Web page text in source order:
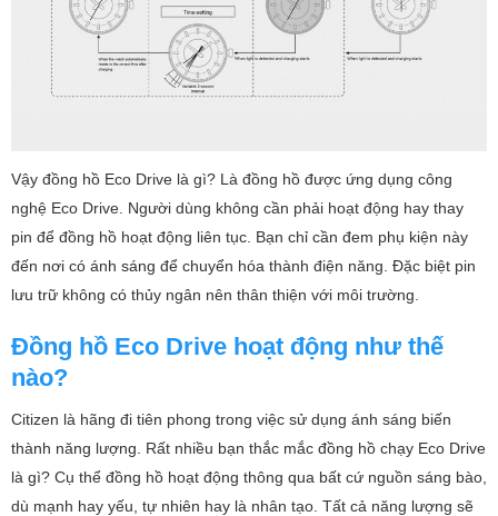
Vậy đồng hồ Eco Drive là gì? Là đồng hồ được ứng dụng công
nghệ Eco Drive. Người dùng không cần phải hoạt động hay thay
pin để đồng hồ hoạt động liên tục. Bạn chỉ cần đem phụ kiện này
đến nơi có ánh sáng để chuyển hóa thành điện năng. Đặc biệt pin
lưu trữ không có thủy ngân nên thân thiện với môi trường.
Đồng hồ Eco Drive hoạt động như thế
nào?
Citizen là hãng đi tiên phong trong việc sử dụng ánh sáng biến
thành năng lượng. Rất nhiều bạn thắc mắc đồng hồ chạy Eco Drive
là gì? Cụ thể đồng hồ hoạt động thông qua bất cứ nguồn sáng bào,
dù mạnh hay yếu, tự nhiên hay là nhân tạo. Tất cả năng lượng sẽ